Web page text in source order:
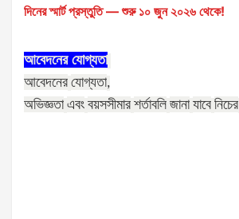
দিনের স্মার্ট প্রস্তুতি — শুরু ১০ জুন ২০২৬ থেকে!
আবেদনের যোগ্যতা
আবেদনের যোগ্যতা,
অভিজ্ঞতা এবং বয়সসীমার শর্তাবলি জানা যাবে নিচের